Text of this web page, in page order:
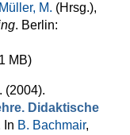
Müller, M. (Hrsg.),
. Berlin:
MB)
. (2004).
Didaktische
In B. Bachmair,